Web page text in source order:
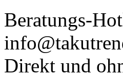
Beratungs-
Direkt und